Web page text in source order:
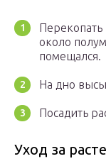
Перекопать
около
помещался.
На дно
Посадить
Уход за